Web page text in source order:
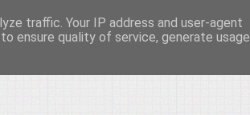
μορφή και έκταση...
traffic. Your IP address and user-agent
ensure quality of service, generate usage